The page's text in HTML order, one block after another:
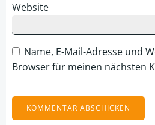
Website
Name, E-Mail-Adresse und
Browser für meinen nächsten